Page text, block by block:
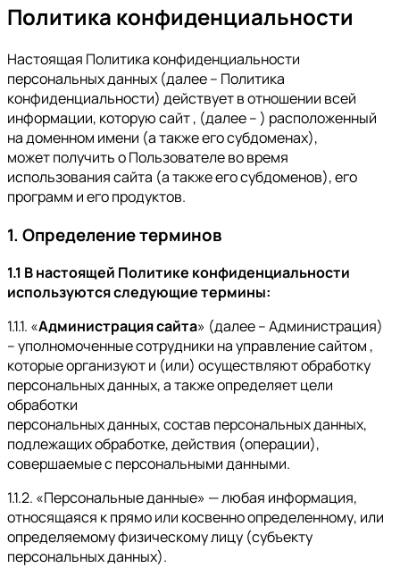
Политика конфиденциальности
Настоящая Политика конфиденциальности
персональных данных (далее – Политика
конфиденциальности) действует в отношении всей
информации, которую сайт , (далее – ) расположенный
на доменном имени (а также его субдоменах),
может получить о Пользователе во время
использования сайта (а также его субдоменов), его
программ и его продуктов.
1. Определение терминов
1.1 В настоящей Политике конфиденциальности
используются следующие термины:
1.1.1. «Администрация сайта» (далее – Администрация)
– уполномоченные сотрудники на управление сайтом ,
которые организуют и (или) осуществляют обработку
персональных данных, а также определяет цели
обработки
персональных данных, состав персональных данных,
подлежащих обработке, действия (операции),
совершаемые с персональными данными.
1.1.2. «Персональные данные» — любая информация,
относящаяся к прямо или косвенно определенному, или
определяемому физическому лицу (субъекту
персональных данных).